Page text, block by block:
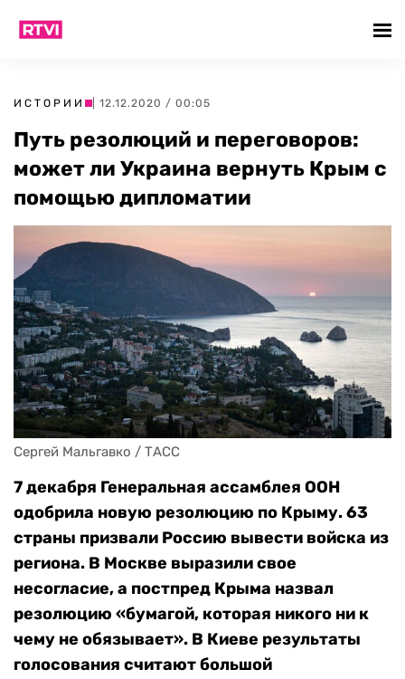
ИСТОРИИ | 12.12.2020 / 00:05
Путь резолюций и переговоров:
может ли Украина вернуть Крым с
помощью дипломатии
Сергей Мальгавко / ТАСС
7 декабря Генеральная ассамблея ООН
одобрила новую резолюцию по Крыму. 63
страны призвали Россию вывести войска из
региона. В Москве выразили свое
несогласие, а постпред Крыма назвал
резолюцию «бумагой, которая никого ни к
чему не обязывает». В Киеве результаты
голосования считают большой